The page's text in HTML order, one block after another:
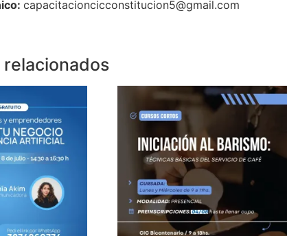
capacitacioncicconstitucion5@gmail.com